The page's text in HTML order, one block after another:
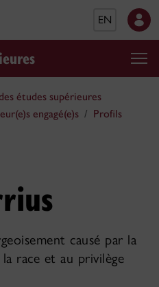
EN
études supérieures
engagé(e)s
Profils
causé par la
race et au privilège